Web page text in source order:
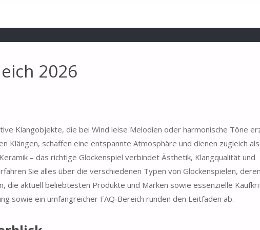
2026
Klangobjekte, die bei Wind leise Melodien oder harmonische Töne
Klängen, schaffen eine entspannte Atmosphäre und dienen zugleich
– das richtige Glockenspiel verbindet Ästhetik, Klangqualität und
Sie alles über die verschiedenen Typen von Glockenspielen, deren
die aktuell beliebtesten Produkte und Marken sowie essenzielle
sowie ein umfangreicher FAQ‑Bereich runden den Leitfaden ab.